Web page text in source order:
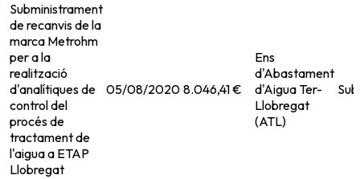
Subministrament
de recanvis de la
marca Metrohm
per a la
realització
d'analítiques de
control del
procés de
tractament de
l'aigua a ETAP
Llobregat
05/08/2020 8.046,41 €
Ens
d'Abastament
d'Aigua Ter-
Llobregat
(ATL)